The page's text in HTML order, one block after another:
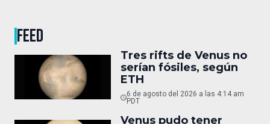
FEED
Tres rifts de Venus no
serían fósiles, según
ETH
6 de agosto del 2026 a las 4:14 am
PDT
Venus pudo tener